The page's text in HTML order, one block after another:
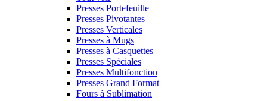
Presses Portefeuille
Presses Pivotantes
Presses Verticales
Presses à Mugs
Presses à Casquettes
Presses Spéciales
Presses Multifonction
Presses Grand Format
Fours à Sublimation